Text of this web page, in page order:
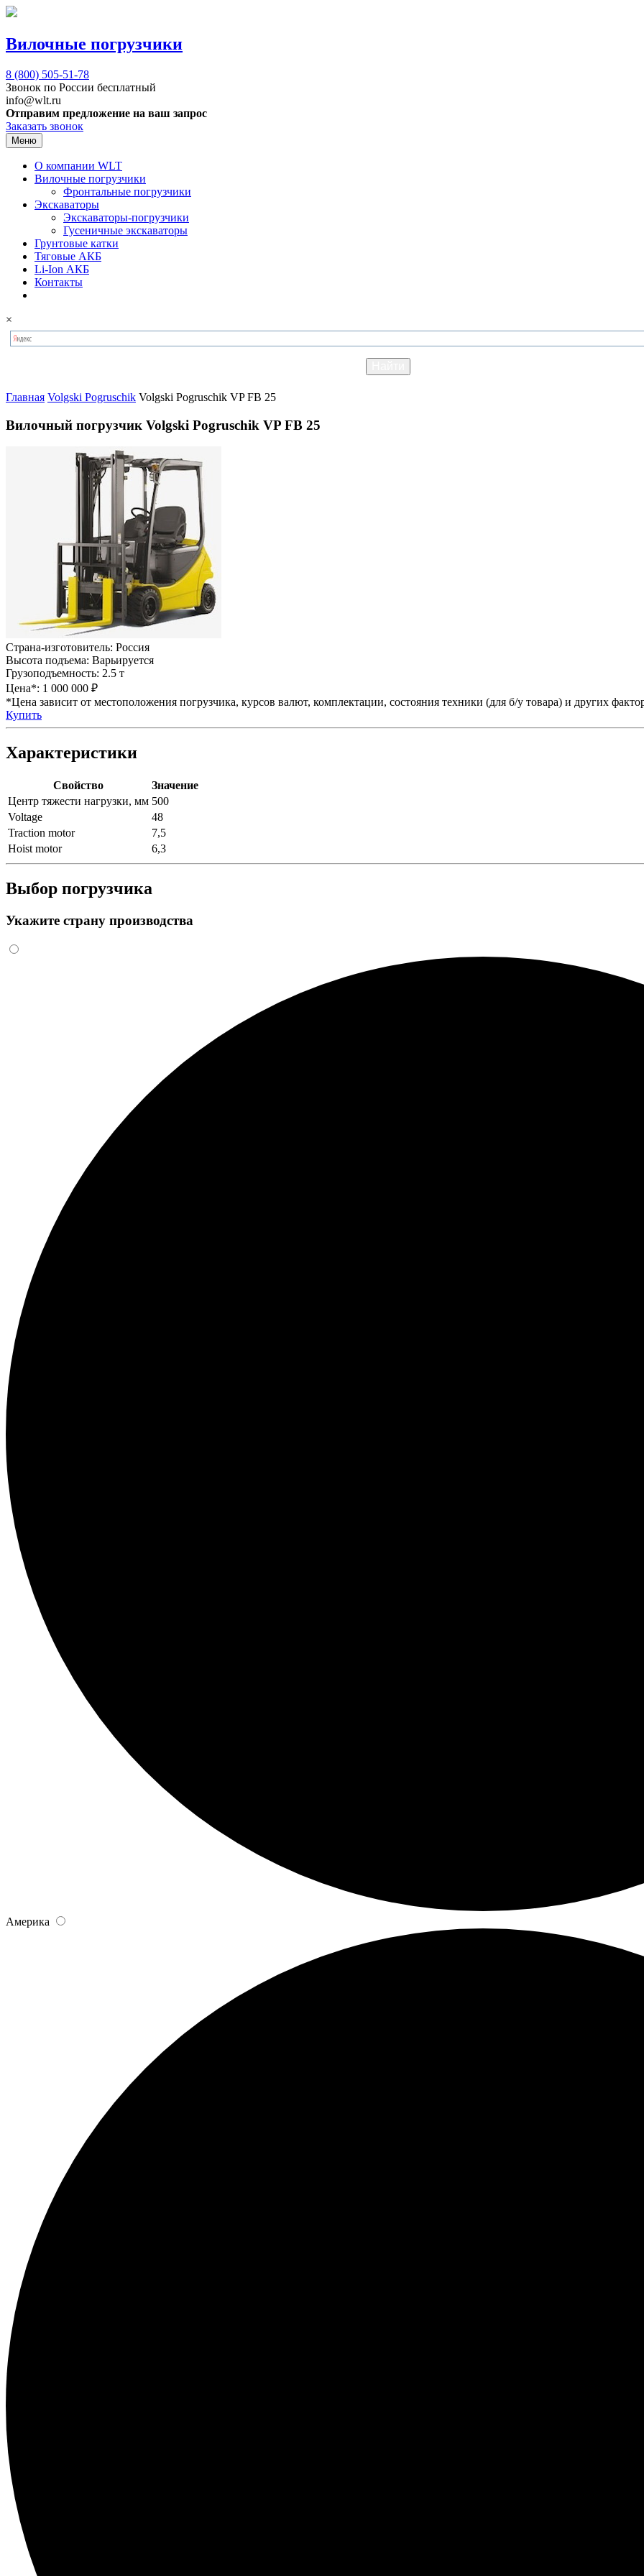
Вилочные погрузчики
8 (800) 505-51-78
Звонок по России бесплатный
info@wlt.ru
Отправим предложение на ваш запрос
Заказать звонок
Меню
О компании WLT
Вилочные погрузчики
Фронтальные погрузчики
Экскаваторы
Экскаваторы-погрузчики
Гусеничные экскаваторы
Грунтовые катки
Тяговые АКБ
Li-Ion АКБ
Контакты
×
Главная Volgski Pogruschik Volgski Pogruschik VP FB 25
Вилочный погрузчик Volgski Pogruschik VP FB 25
Страна-изготовитель: Россия
Высота подъема: Варьируется
Грузоподъемность: 2.5 т
Цена*: 1 000 000 ₽
*Цена зависит от местоположения погрузчика, курсов валют, комплектации, состояния техники (для б/у товара) и других
Купить
Характеристики
Свойство
Значение
Центр тяжести нагрузки, мм 500
Voltage
48
Traction motor
7,5
Hoist motor
6,3
Выбор погрузчика
Укажите страну производства
Америка